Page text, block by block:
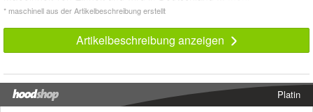
* maschinell aus der Artikelbeschreibung erstellt
Artikelbeschreibung anzeigen
Platin